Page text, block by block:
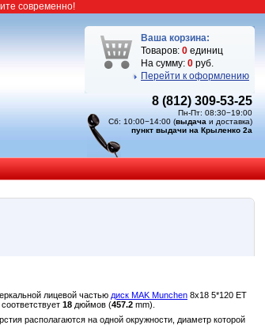
Ваша корзина:
Товаров: 0 единиц
На сумму: 0 руб.
Перейти к оформлению
8 (812) 309-53-25
Пн-Пт: 08:30−19:00
Сб: 10:00−14:00 (выдача и доставка)
пункт выдачи на Крыленко 2а
лицевой частью диск MAK Munchen 8x18 5*120 ET
18 дюймов (457.2 mm).
располагаются на одной окружности, диаметр которой
современно!